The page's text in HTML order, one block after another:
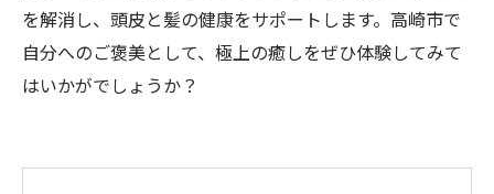
を解消し、頭皮と髪の健康をサポートします。高崎市で
自分へのご褒美として、極上の癒しをぜひ体験してみて
はいかがでしょうか？